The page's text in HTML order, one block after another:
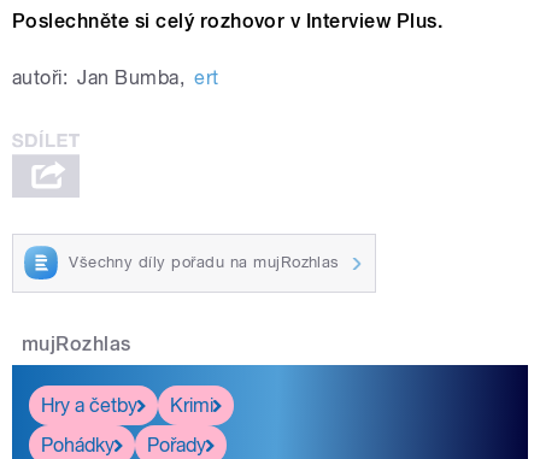
Poslechněte si celý rozhovor v Interview Plus.
autoři: Jan Bumba, ert
Všechny díly pořadu na mujRozhlas
mujRozhlas
Hry a četby
Krimi
Pohádky
Pořady